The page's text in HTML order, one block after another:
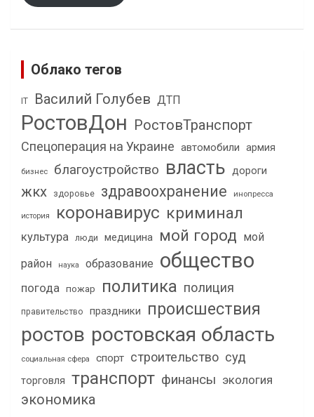
Облако тегов
IT Василий Голубев ДТП
РостовДон РостовТранспорт
Спецоперация на Украине автомобили армия
бизнес благоустройство власть дороги
жкх здоровье здравоохранение инопресса
история коронавирус криминал
культура люди медицина мой город мой
район
наука образование общество
погода пожар политика полиция
правительство праздники происшествия
ростов ростовская область
социальная сфера спорт строительство суд
торговля транспорт финансы экология
экономика